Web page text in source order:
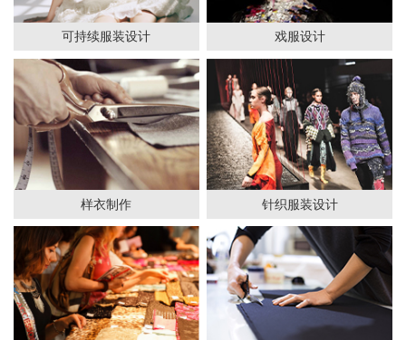
可持续服装设计 戏服设计
样衣制作 针织服装设计